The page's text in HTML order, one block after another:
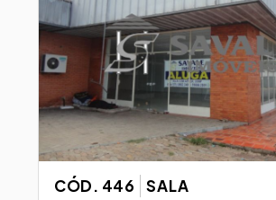
CÓD. 446 SALA